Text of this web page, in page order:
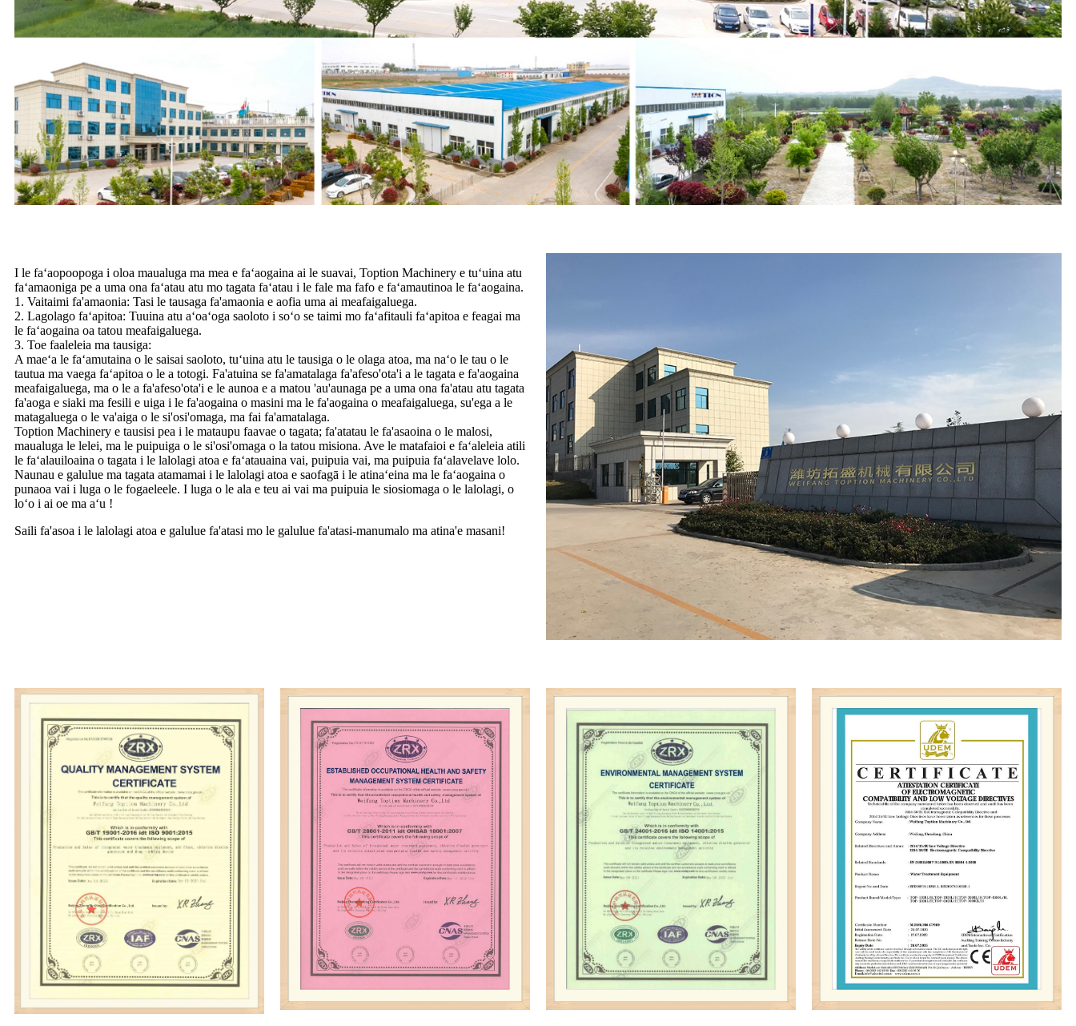
I le faʻaopoopoga i oloa maualuga ma mea e faʻaogaina ai le suavai, Toption Machinery e tuʻuina atu
faʻamaoniga pe a uma ona faʻatau atu mo tagata faʻatau i le fale ma fafo e faʻamautinoa le faʻaogaina.
1. Vaitaimi fa'amaonia: Tasi le tausaga fa'amaonia e aofia uma ai meafaigaluega.
2. Lagolago faʻapitoa: Tuuina atu aʻoaʻoga saoloto i soʻo se taimi mo faʻafitauli faʻapitoa e feagai ma
le faʻaogaina oa tatou meafaigaluega.
3. Toe faaleleia ma tausiga:
A maeʻa le faʻamutaina o le saisai saoloto, tuʻuina atu le tausiga o le olaga atoa, ma naʻo le tau o le
tautua ma vaega faʻapitoa o le a totogi. Fa'atuina se fa'amatalaga fa'afeso'ota'i a le tagata e fa'aogaina
meafaigaluega, ma o le a fa'afeso'ota'i e le aunoa e a matou 'au'aunaga pe a uma ona fa'atau atu tagata
fa'aoga e siaki ma fesili e uiga i le fa'aogaina o masini ma le fa'aogaina o meafaigaluega, su'ega a le
matagaluega o le va'aiga o le si'osi'omaga, ma fai fa'amatalaga.
Toption Machinery e tausisi pea i le mataupu faavae o tagata; fa'atatau le fa'asaoina o le malosi,
maualuga le lelei, ma le puipuiga o le si'osi'omaga o la tatou misiona. Ave le matafaioi e faʻaleleia atili
le faʻalauiloaina o tagata i le lalolagi atoa e faʻatauaina vai, puipuia vai, ma puipuia faʻalavelave lolo.
Naunau e galulue ma tagata atamamai i le lalolagi atoa e saofagā i le atinaʻeina ma le faʻaogaina o
punaoa vai i luga o le fogaeleele. I luga o le ala e teu ai vai ma puipuia le siosiomaga o le lalolagi, o
loʻo i ai oe ma aʻu !
Saili fa'asoa i le lalolagi atoa e galulue fa'atasi mo le galulue fa'atasi-manumalo ma atina'e masani!